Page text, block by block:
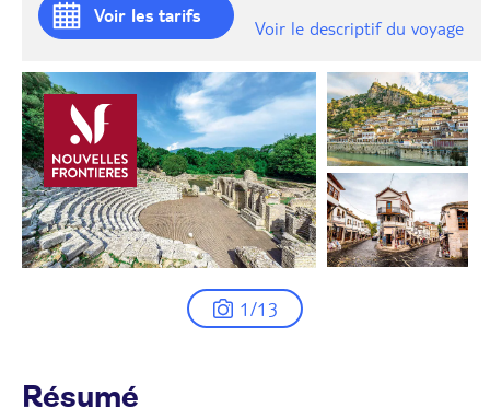
Voir les tarifs
Voir le descriptif du voyage
1/13
Résumé